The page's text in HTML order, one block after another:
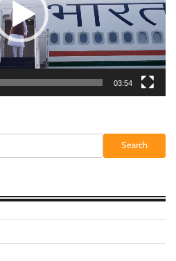
03:54
Search